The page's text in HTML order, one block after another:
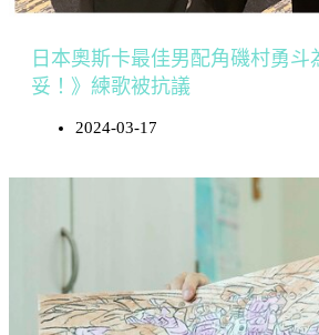
日本奧斯卡最佳男配角磯村勇斗
妥！》練歌被抗議
2024-03-17